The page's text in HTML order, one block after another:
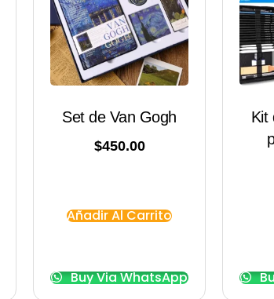
Set de Van Gogh
$450.00
Añadir Al Carrito
Buy Via WhatsApp
Kit